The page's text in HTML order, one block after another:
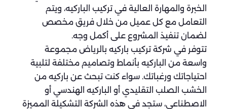
الخبرة والمهارة العالية في تركيب الباركيه، ويتم
التعامل مع كل عميل من خلال فريق مخصص
لضمان تنفيذ المشروع على أكمل وجه.
تتوفر في شركة تركيب باركيه بالرياض مجموعة
واسعة من الباركيه بأنماط وتصاميم مختلفة لتلبية
احتياجاتك ورغباتك. سواء كنت تبحث عن باركيه من
الخشب الصلب التقليدي أو الباركيه الهندسي أو
الاصطناعي، ستجد في هذه الشركة التشكيلة المميزة